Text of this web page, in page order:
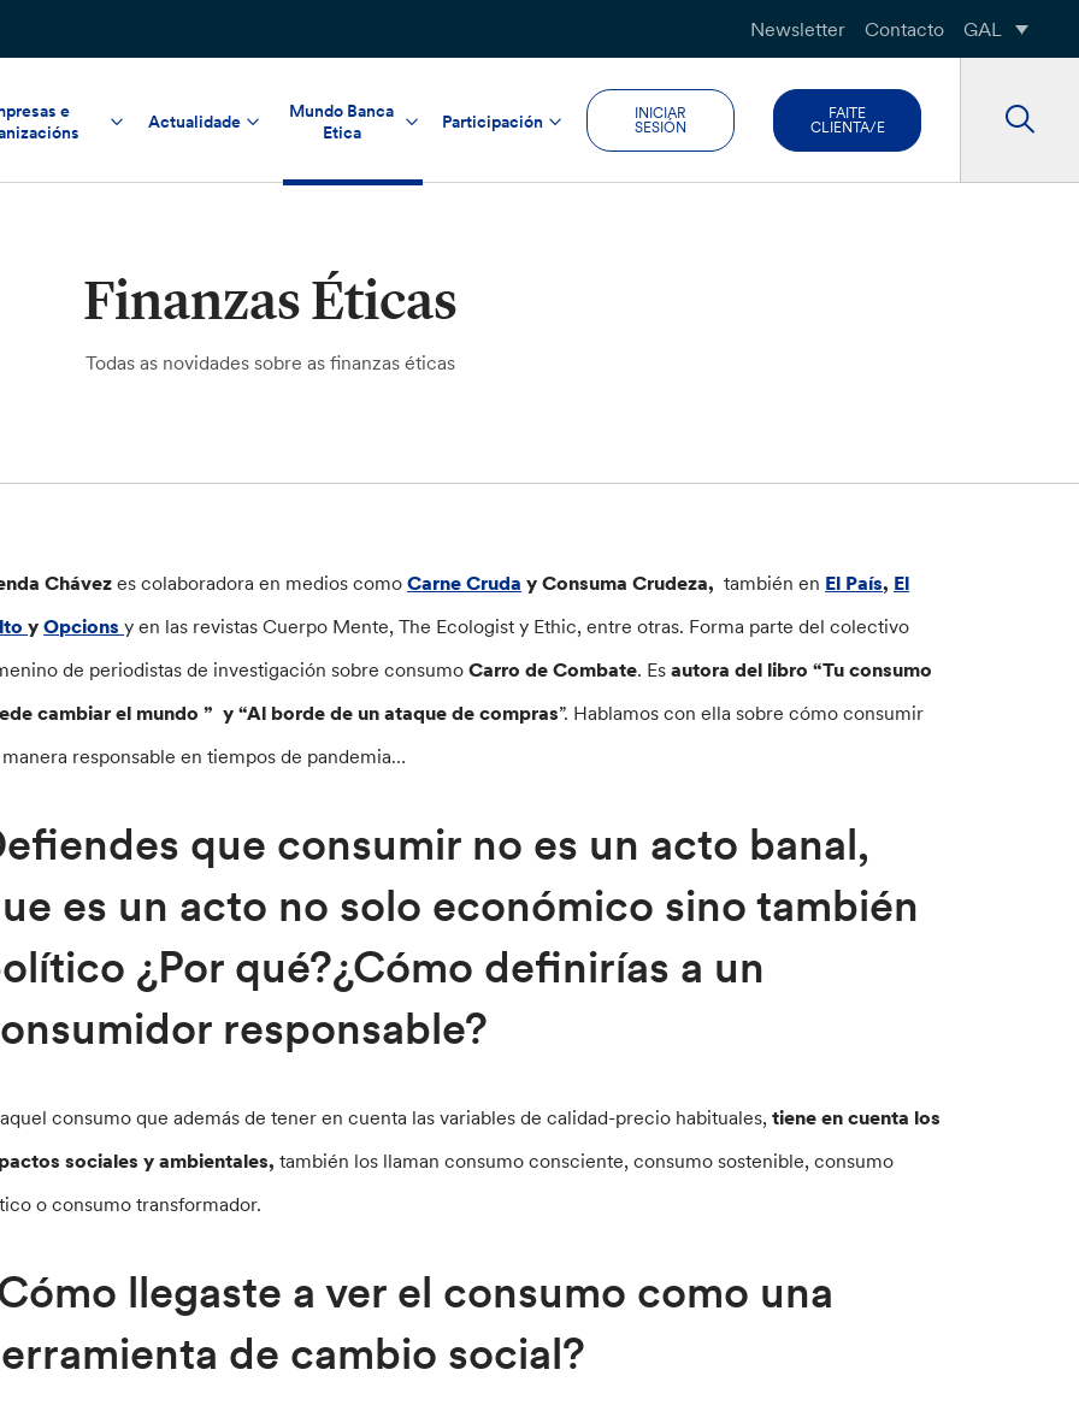
Newsletter Contacto GAL
e
Actualidade
Mundo Banca
Etica
Participación
INICIAR
SESIÓN
FAITE
CLIENTA/E
Finanzas Éticas
Todas as novidades sobre as finanzas éticas
Chávez es colaboradora en medios como Carne Cruda y Consuma Crudeza, también en El País, El
yOpcionsy en las revistas Cuerpo Mente, The Ecologist y Ethic, entre otras. Forma parte del colectivo
de periodistas de investigación sobre consumo Carro de Combate. Esautora del libro “Tu consumo
cambiar el mundo ” y “Al borde de un ataque de compras”. Hablamos con ella sobre cómo consumir
responsable en tiempos de pandemia…
que consumir no es un acto banal,
es un acto no solo económico sino también
¿Por qué?¿Cómo definirías a un
responsable?
consumo que además de tener en cuenta las variables de calidad-precio habituales,tiene en cuenta los
sociales y ambientales, también los llaman consumo consciente, consumo sostenible, consumo
o consumo transformador.
llegaste a ver el consumo como una
de cambio social?